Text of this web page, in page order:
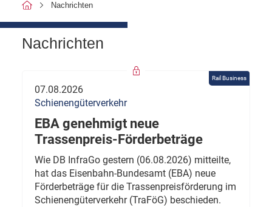
Nachrichten
Nachrichten
Rail Business
07.08.2026
Schienengüterverkehr
EBA genehmigt neue
Trassenpreis-Förderbeträge
Wie DB InfraGo gestern (06.08.2026) mitteilte,
hat das Eisenbahn-Bundesamt (EBA) neue
Förderbeträge für die Trassenpreisförderung im
Schienengüterverkehr (TraFöG) beschieden.